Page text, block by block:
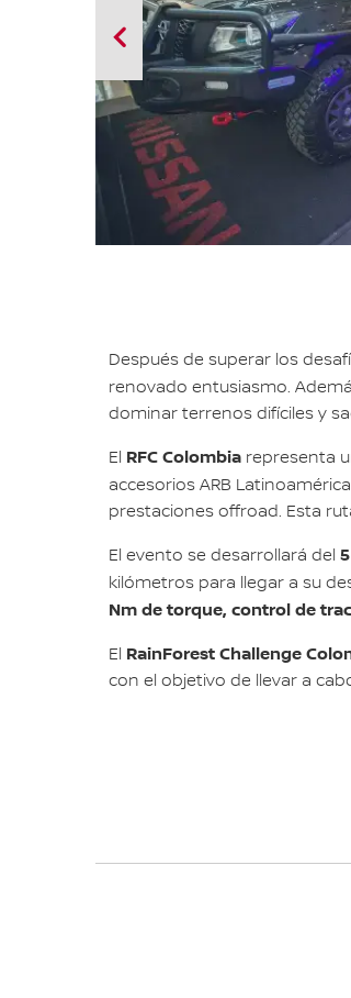
Después de superar los
renovado entusiasmo.
dominar terrenos difíciles y
El RFC Colombiarepresenta
accesorios ARB
prestaciones offroad. Esta
El evento se desarrollará del
kilómetros para llegar a su
Nm de torque, control de
El RainForest Challenge
con el objetivo de llevar a